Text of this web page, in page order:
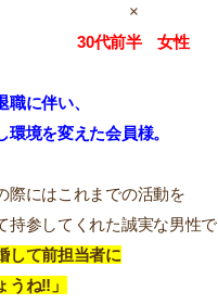
×
30代前半 女性
職に伴い、
環境を変えた会員様。
際にはこれまでの活動を
持参してくれた誠実な男性で
して前担当者に
うね‼」